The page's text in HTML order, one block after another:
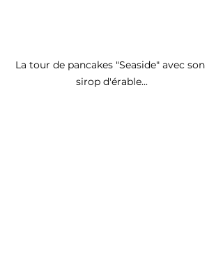
La tour de pancakes "Seaside" avec son
sirop d'érable...